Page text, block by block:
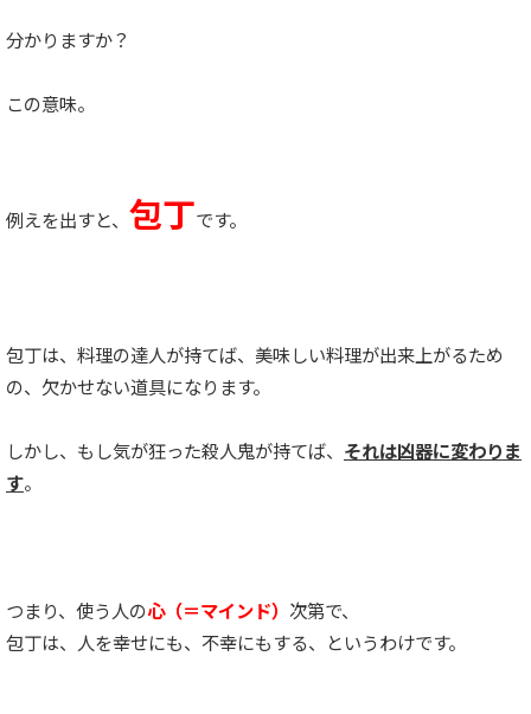
分かりますか？
この意味。
例えを出すと、 包丁です。
包丁は、料理の達人が持てば、美味しい料理が出来上がるため
の、欠かせない道具になります。
しかし、もし気が狂った殺人鬼が持てば、 それは凶器に変わりま
す。
つまり、使う人の心（＝マインド） 次第で、
包丁は、人を幸せにも、不幸にもする、というわけです。